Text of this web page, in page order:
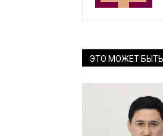
ЭТО МОЖЕТ